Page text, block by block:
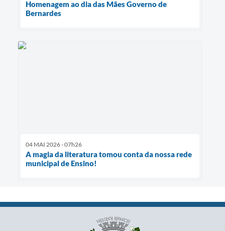
Homenagem ao dia das Mães Governo de
Bernardes
04 MAI 2026 - 07h26
A magia da literatura tomou conta da nossa rede
municipal de Ensino!